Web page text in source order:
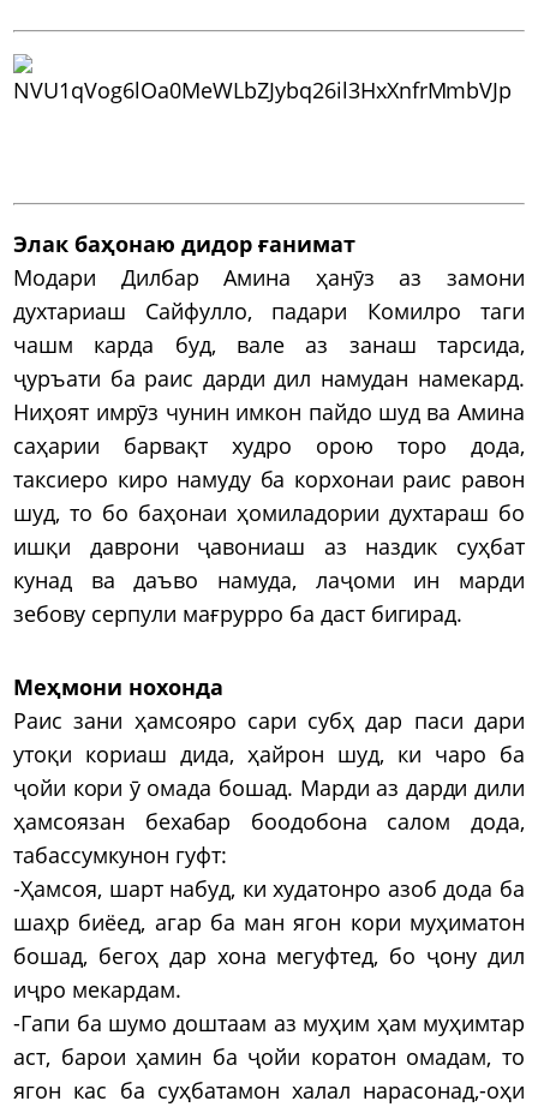
Элак баҳонаю дидор ғанимат
Модари Дилбар Амина ҳанӯз аз замони
духтариаш Сайфулло, падари Комилро таги
чашм карда буд, вале аз занаш тарсида,
ҷуръати ба раис дарди дил намудан намекард.
Ниҳоят имрӯз чунин имкон пайдо шуд ва Амина
саҳарии барвақт худро орою торо дода,
таксиеро киро намуду ба корхонаи раис равон
шуд, то бо баҳонаи ҳомиладории духтараш бо
ишқи даврони ҷавониаш аз наздик суҳбат
кунад ва даъво намуда, лаҷоми ин марди
зебову серпули мағрурро ба даст бигирад.
Меҳмони нохонда
Раис зани ҳамсояро сари субҳ дар паси дари
утоқи кориаш дида, ҳайрон шуд, ки чаро ба
ҷойи кори ӯ омада бошад. Марди аз дарди дили
ҳамсоязан бехабар боодобона салом дода,
табассумкунон гуфт:
-Ҳамсоя, шарт набуд, ки худатонро азоб дода ба
шаҳр биёед, агар ба ман ягон кори муҳиматон
бошад, бегоҳ дар хона мегуфтед, бо ҷону дил
иҷро мекардам.
-Гапи ба шумо доштаам аз муҳим ҳам муҳимтар
аст, барои ҳамин ба ҷойи коратон омадам, то
ягон кас ба суҳбатамон халал нарасонад,-оҳи